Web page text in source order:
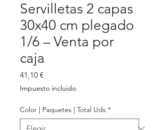
Servilletas 2 capas
30x40 cm plegado
1/6 – Venta por
caja
41,10 €
Impuesto incluido
Color | Paquetes | Total Uds *